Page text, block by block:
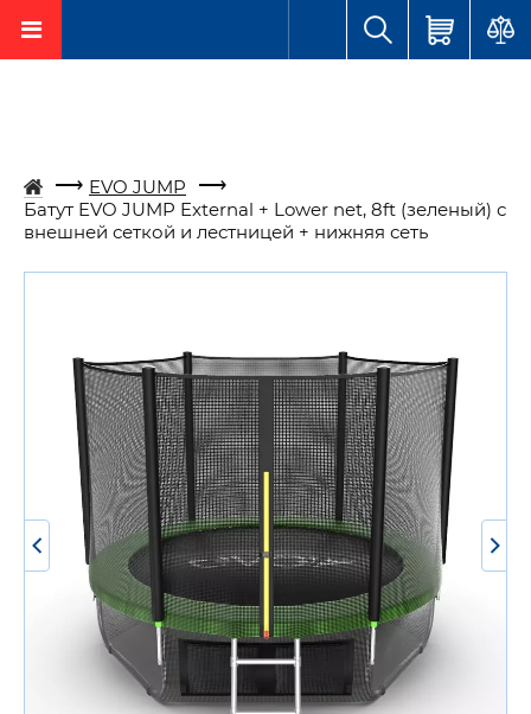
EVO JUMP
Батут EVO JUMP External + Lower net, 8ft (зеленый) с
внешней сеткой и лестницей + нижняя сеть